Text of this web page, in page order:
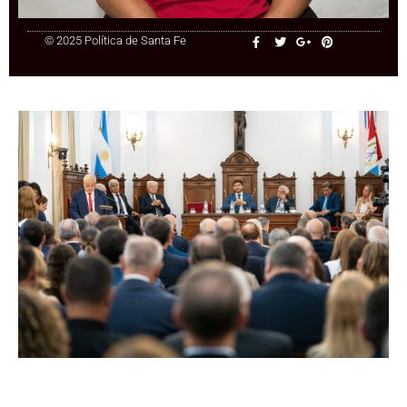
© 2025 Política de Santa Fe